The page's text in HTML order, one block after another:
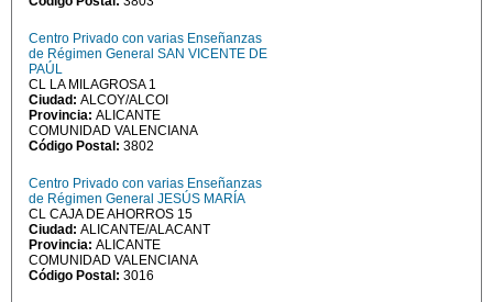
Centro Privado con varias Enseñanzas
de Régimen General SAN VICENTE DE
PAÚL
CL LA MILAGROSA 1
Ciudad: ALCOY/ALCOI
Provincia: ALICANTE
COMUNIDAD VALENCIANA
Código Postal: 3802
Centro Privado con varias Enseñanzas
de Régimen General JESÚS MARÍA
CL CAJA DE AHORROS 15
Ciudad: ALICANTE/ALACANT
Provincia: ALICANTE
COMUNIDAD VALENCIANA
Código Postal: 3016